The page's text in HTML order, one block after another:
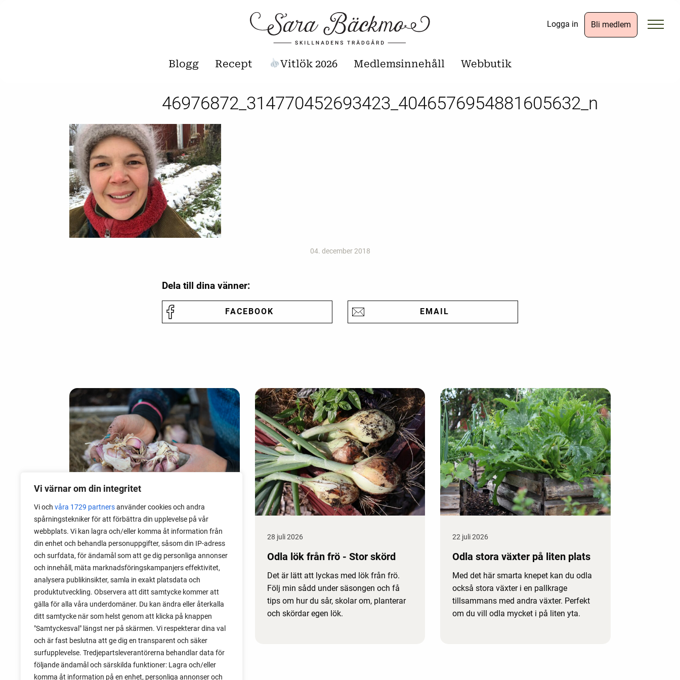
Vi värnar om din integritet
Vi och våra 1729 partnersanvänder cookies och andra
spårningstekniker för att förbättra din upplevelse på vår
webbplats. Vi kan lagra och/eller komma åt information från
din enhet och behandla personuppgifter, såsom din IP-adress
och surfdata, för ändamål som att ge dig personliga annonser
och innehåll, mäta marknadsföringskampanjers effektivitet,
analysera publikinsikter, samla in exakt platsdata och
produktutveckling. Observera att ditt samtycke kommer att
gälla för alla våra underdomäner. Du kan ändra eller återkalla
ditt samtycke när som helst genom att klicka på knappen
"Samtyckesval" längst ner på skärmen. Vi respekterar dina val
och är fast beslutna att ge dig en transparent och säker
surfupplevelse. Tredjepartsleverantörerna behandlar data för
följande ändamål och särskilda funktioner: Lagra och/eller
komma åt information på en enhet, personliga annonser och
Logga in Bli medlem
Blogg Recept Vitlök 2026 Medlemsinnehåll Webbutik
46976872_314770452693423_4046576954881605632_n
04. december 2018
Dela till dina vänner:
FACEBOOK EMAIL
06 augusti 2026
Sätta vitlök på våren i Sverige
Om du har tur med vädret kan det gå fint
att sätta vitlök också på våren. Men
tillförlitligast är att sätta vitlök på hösten
och vintern.
28 juli 2026
Odla lök från frö - Stor skörd
Det är lätt att lyckas med lök från frö.
Följ min sådd under säsongen och få
tips om hur du sår, skolar om, planterar
och skördar egen lök.
22 juli 2026
Odla stora växter på liten plats
Med det här smarta knepet kan du odla
också stora växter i en pallkrage
tillsammans med andra växter. Perfekt
om du vill odla mycket i på liten yta.